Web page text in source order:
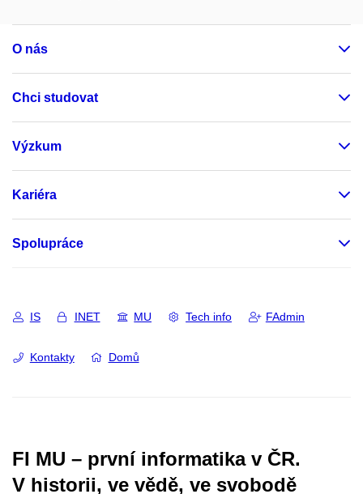
O nás
Chci studovat
Výzkum
Kariéra
Spolupráce
IS INET MU Tech info FAdmin
Kontakty Domů
FI MU – první informatika v ČR.
V historii, ve vědě, ve svobodě